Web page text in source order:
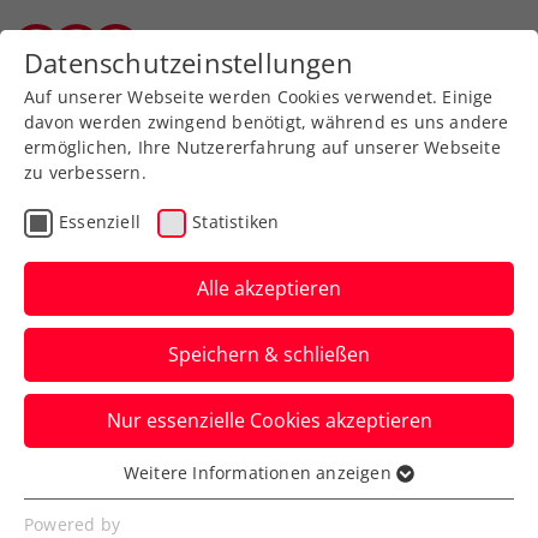
Zurück zur Newsübersicht
Turniere
Wien-Kracher: Sinner
schlägt bei den Erste
Bank Open auf
Die Tennisfans erwartet beim ATP-500-
Turnier wieder ein sensationelles Feld mit
sechs Top-Ten-Spielern.
Verfasst von: Presseaussendung / Redaktion, 08.09.2025
Datenschutzeinstellungen
Auf unserer Webseite werden Cookies verwendet. Einige
davon werden zwingend benötigt, während es uns andere
ermöglichen, Ihre Nutzererfahrung auf unserer Webseite
zu verbessern.
Essenziell Statistiken
Alle akzeptieren
Speichern & schließen
Nur essenzielle Cookies akzeptieren
Essenziell
Essenzielle Cookies werden für grundlegende
Weitere Informationen anzeigen
Powered by